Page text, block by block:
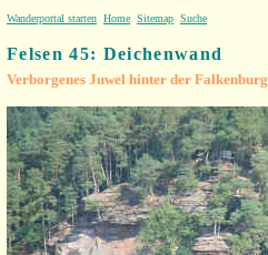
Wanderportal starten Home Sitemap Suche
Felsen 45: Deichenwand
Verborgenes Juwel hinter der Falkenburg